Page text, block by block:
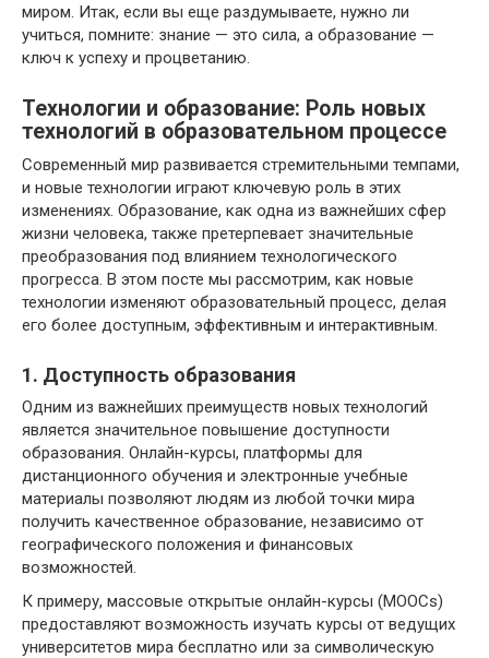
миром. Итак, если вы еще раздумываете, нужно ли
учиться, помните: знание — это сила, а образование —
ключ к успеху и процветанию.
Технологии и образование: Роль новых
технологий в образовательном процессе
Современный мир развивается стремительными темпами,
и новые технологии играют ключевую роль в этих
изменениях. Образование, как одна из важнейших сфер
жизни человека, также претерпевает значительные
преобразования под влиянием технологического
прогресса. В этом посте мы рассмотрим, как новые
технологии изменяют образовательный процесс, делая
его более доступным, эффективным и интерактивным.
1. Доступность образования
Одним из важнейших преимуществ новых технологий
является значительное повышение доступности
образования. Онлайн-курсы, платформы для
дистанционного обучения и электронные учебные
материалы позволяют людям из любой точки мира
получить качественное образование, независимо от
географического положения и финансовых
возможностей.
К примеру, массовые открытые онлайн-курсы (MOOCs)
предоставляют возможность изучать курсы от ведущих
университетов мира бесплатно или за символическую